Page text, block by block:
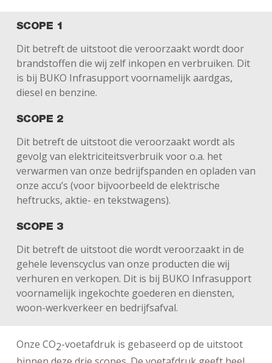
SCOPE 1
Dit betreft de uitstoot die veroorzaakt wordt door
brandstoffen die wij zelf inkopen en verbruiken. Dit
is bij BUKO Infrasupport voornamelijk aardgas,
diesel en benzine.
SCOPE 2
Dit betreft de uitstoot die veroorzaakt wordt als
gevolg van elektriciteitsverbruik voor o.a. het
verwarmen van onze bedrijfspanden en opladen van
onze accu’s (voor bijvoorbeeld de elektrische
heftrucks, aktie- en tekstwagens).
SCOPE 3
Dit betreft de uitstoot die wordt veroorzaakt in de
gehele levenscyclus van onze producten die wij
verhuren en verkopen. Dit is bij BUKO Infrasupport
voornamelijk ingekochte goederen en diensten,
woon-werkverkeer en bedrijfsafval.
Onze CO2-voetafdruk is gebaseerd op de uitstoot